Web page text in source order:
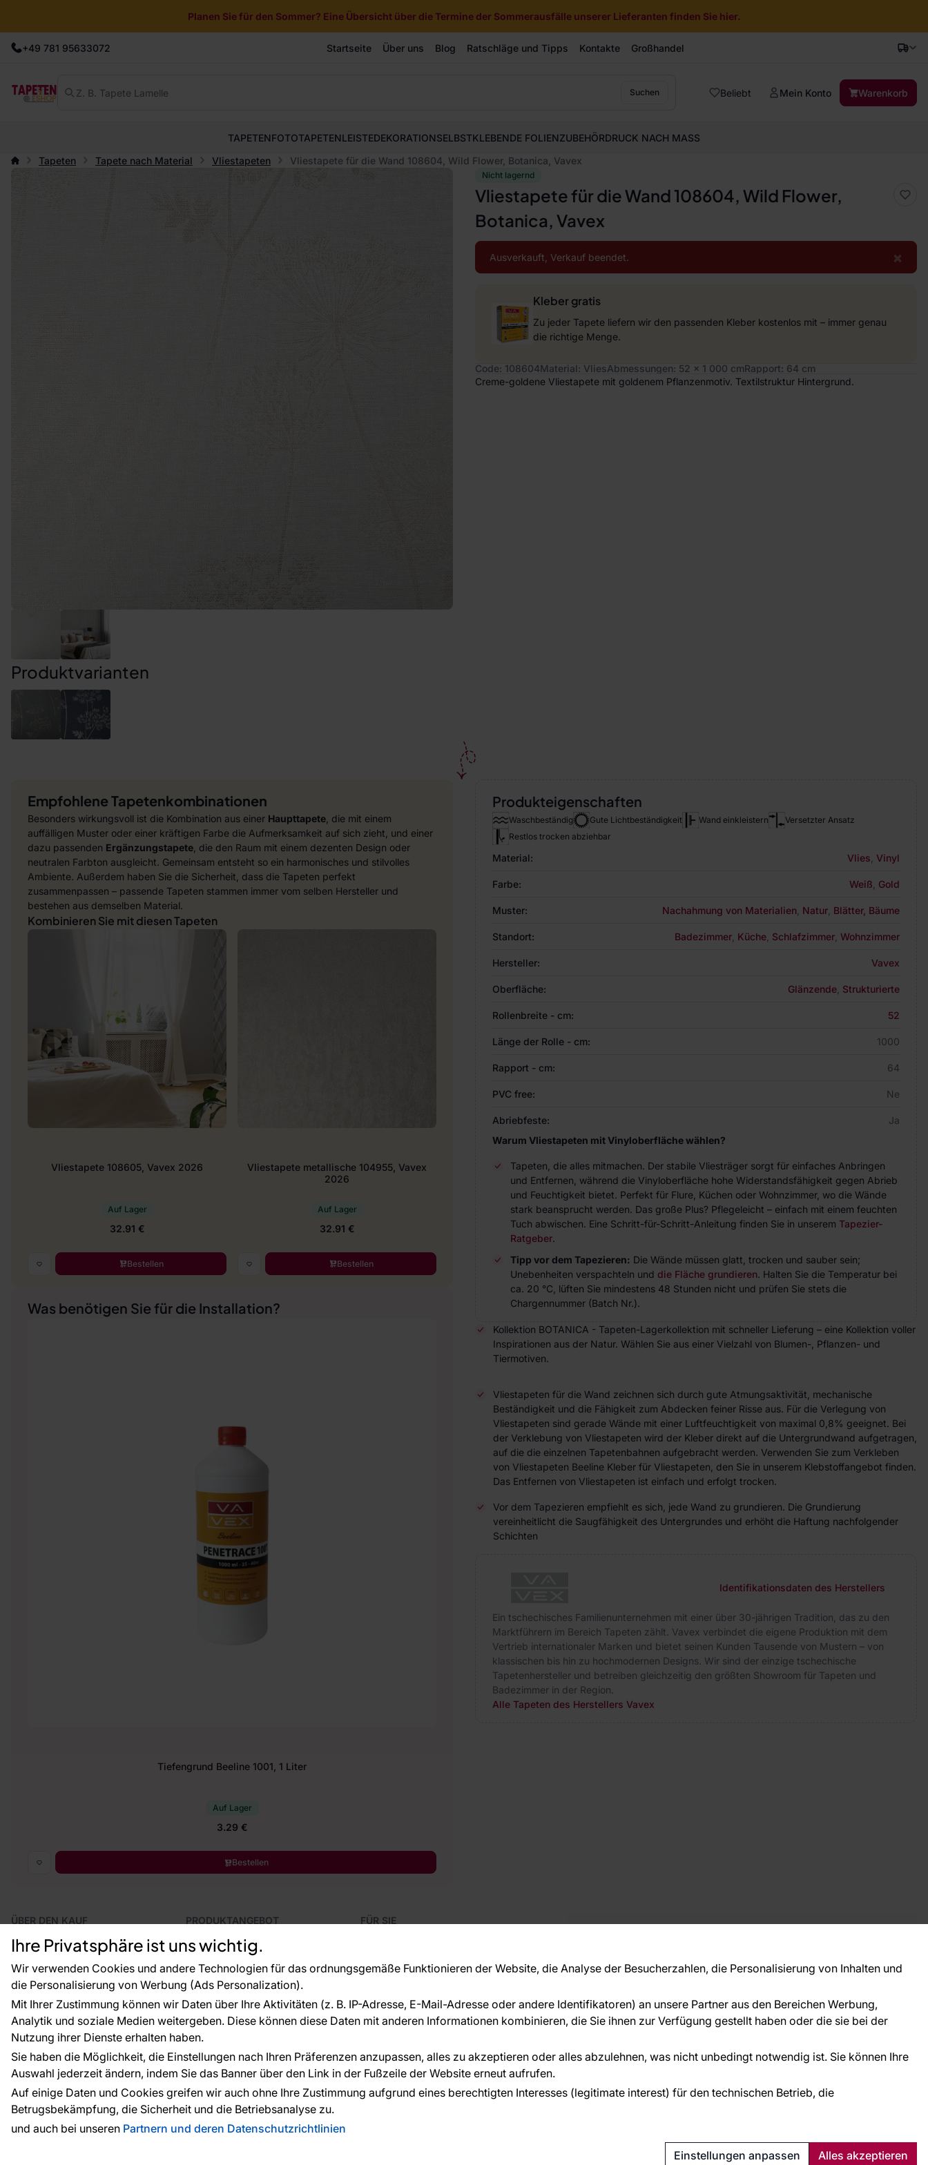
Ihre Privatsphäre ist uns wichtig.
Wir verwenden Cookies und andere Technologien für das ordnungsgemäße Funktionieren der Website, die Analyse der Besucherzahlen, die Personalisierung von Inhalten und
die Personalisierung von Werbung (Ads Personalization).
Mit Ihrer Zustimmung können wir Daten über Ihre Aktivitäten (z. B. IP-Adresse, E-Mail-Adresse oder andere Identifikatoren) an unsere Partner aus den Bereichen Werbung,
Analytik und soziale Medien weitergeben. Diese können diese Daten mit anderen Informationen kombinieren, die Sie ihnen zur Verfügung gestellt haben oder die sie bei der
Nutzung ihrer Dienste erhalten haben.
Sie haben die Möglichkeit, die Einstellungen nach Ihren Präferenzen anzupassen, alles zu akzeptieren oder alles abzulehnen, was nicht unbedingt notwendig ist. Sie können Ihre
Auswahl jederzeit ändern, indem Sie das Banner über den Link in der Fußzeile der Website erneut aufrufen.
Auf einige Daten und Cookies greifen wir auch ohne Ihre Zustimmung aufgrund eines berechtigten Interesses (legitimate interest) für den technischen Betrieb, die
Betrugsbekämpfung, die Sicherheit und die Betriebsanalyse zu.
und auch bei unseren Partnern und deren Datenschutzrichtlinien
Einstellungen anpassen
Alles akzeptieren
Planen Sie für den Sommer? Eine Übersicht über die Termine der Sommerausfälle unserer Lieferanten finden Sie hier.
+49 781 95633072 Startseite Über uns Blog Ratschläge und Tipps Kontakte Großhandel
Suchen Beliebt Mein Konto Warenkorb
TAPETENFOTOTAPETENLEISTEDEKORATIONSELBSTKLEBENDE FOLIENZUBEHÖRDRUCK NACH MASS
Tapeten
Tapete nach Material Vliestapeten Vliestapete für die Wand 108604, Wild Flower, Botanica, Vavex
Nicht lagernd
Vliestapete für die Wand 108604, Wild Flower,
Botanica, Vavex
×
Ausverkauft, Verkauf beendet.
Kleber gratis
Zu jeder Tapete liefern wir den passenden Kleber kostenlos mit – immer genau
die richtige Menge.
Code: 108604Material: VliesAbmessungen: 52 x 1 000 cmRapport: 64 cm
Creme-goldene Vliestapete mit goldenem Pflanzenmotiv. Textilstruktur Hintergrund.
Produktvarianten
Produkteigenschaften
Waschbeständig Gute Lichtbeständigkeit Wand einkleistern
Versetzter Ansatz
Restlos trocken abziehbar
Material: Vlies Vinyl
Farbe: Weiß Gold
Muster: Nachahmung von Materialien Natur Blätter, Bäume
Standort: Badezimmer Küche Schlafzimmer Wohnzimmer
Hersteller: Vavex
Oberfläche: Glänzende Strukturierte
Rollenbreite - cm: 52
Länge der Rolle - cm: 1000
Rapport - cm: 64
PVC free: Ne
Abriebfeste:
Ja
Warum Vliestapeten mit Vinyloberfläche wählen?
Tapeten, die alles mitmachen. Der stabile Vliesträger sorgt für einfaches Anbringen
und Entfernen, während die Vinyloberfläche hohe Widerstandsfähigkeit gegen Abrieb
und Feuchtigkeit bietet. Perfekt für Flure, Küchen oder Wohnzimmer, wo die Wände
stark beansprucht werden. Das große Plus? Pflegeleicht – einfach mit einem feuchten
Tuch abwischen. Eine Schritt-für-Schritt-Anleitung finden Sie in unserem Tapezier-
Ratgeber.
Tipp vor dem Tapezieren: Die Wände müssen glatt, trocken und sauber sein;
Unebenheiten verspachteln und die Fläche grundieren. Halten Sie die Temperatur bei
ca. 20 °C, lüften Sie mindestens 48 Stunden nicht und prüfen Sie stets die
Chargennummer (Batch Nr.).
Kollektion BOTANICA - Tapeten-Lagerkollektion mit schneller Lieferung – eine Kollektion voller
Inspirationen aus der Natur. Wählen Sie aus einer Vielzahl von Blumen-, Pflanzen- und
Tiermotiven.
Vliestapeten für die Wand zeichnen sich durch gute Atmungsaktivität, mechanische
Beständigkeit und die Fähigkeit zum Abdecken feiner Risse aus. Für die Verlegung von
Vliestapeten sind gerade Wände mit einer Luftfeuchtigkeit von maximal 0,8% geeignet. Bei
der Verklebung von Vliestapeten wird der Kleber direkt auf die Untergrundwand aufgetragen,
auf die die einzelnen Tapetenbahnen aufgebracht werden. Verwenden Sie zum Verkleben
von Vliestapeten Beeline Kleber für Vliestapeten, den Sie in unserem Klebstoffangebot finden.
Das Entfernen von Vliestapeten ist einfach und erfolgt trocken.
Vor dem Tapezieren empfiehlt es sich, jede Wand zu grundieren. Die Grundierung
vereinheitlicht die Saugfähigkeit des Untergrundes und erhöht die Haftung nachfolgender
Schichten
Identifikationsdaten des Herstellers
Ein tschechisches Familienunternehmen mit einer über 30-jährigen Tradition, das zu den
Marktführern im Bereich Tapeten zählt. Vavex verbindet die eigene Produktion mit dem
Vertrieb internationaler Marken und bietet seinen Kunden Tausende von Mustern – von
klassischen bis hin zu hochmodernen Designs. Wir sind der einzige tschechische
Tapetenhersteller und betreiben gleichzeitig den größten Showroom für Tapeten und
Badezimmer in der Region.
Alle Tapeten des Herstellers Vavex
Empfohlene Tapetenkombinationen
Besonders wirkungsvoll ist die Kombination aus einer Haupttapete , die mit einem
auffälligen Muster oder einer kräftigen Farbe die Aufmerksamkeit auf sich zieht, und einer
dazu passenden Ergänzungstapete , die den Raum mit einem dezenten Design oder
neutralen Farbton ausgleicht. Gemeinsam entsteht so ein harmonisches und stilvolles
Ambiente. Außerdem haben Sie die Sicherheit, dass die Tapeten perfekt
zusammenpassen – passende Tapeten stammen immer vom selben Hersteller und
bestehen aus demselben Material.
Kombinieren Sie mit diesen Tapeten
Vliestapete 108605, Vavex 2026
Auf Lager
32.91 €
Bestellen
Vliestapete metallische 104955, Vavex
2026
Auf Lager
32.91 €
Bestellen
Was benötigen Sie für die Installation?
Tiefengrund Beeline 1001, 1 Liter
Auf Lager
3.29 €
Bestellen
ÜBER DEN KAUF
Versand und Bezahlung
Vertragsrücktritt
Reklamationsverfahren
Rücksendung von Waren
CE-Zertifizierung
Großhandel
Raumvisualisierung
PRODUKTANGEBOT
Fototapeten
Leiste
Dekoration
Selbstklebende Folien
Zubehör
Tapetenmuster
FÜR SIE
EU-Projekte
Ratschläge und Tipps
ÜBER DAS UNTERNEHMEN
beraten Sie persönlich.
service@tapeteneshop.de
Zahlungsarten: Die Zahlungen werden geleistet von:
Schutz personenbezogener DatenCookies